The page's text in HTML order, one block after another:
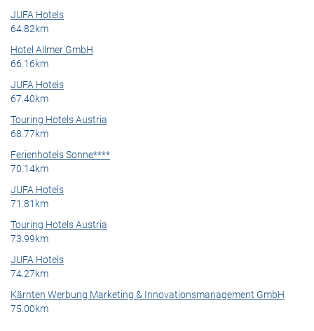
JUFA Hotels
64.82km
Hotel Allmer GmbH
66.16km
JUFA Hotels
67.40km
Touring Hotels Austria
68.77km
Ferienhotels Sonne****
70.14km
JUFA Hotels
71.81km
Touring Hotels Austria
73.99km
JUFA Hotels
74.27km
Kärnten Werbung Marketing & Innovationsmanagement GmbH
75.00km